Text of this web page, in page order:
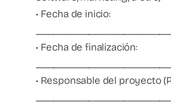
• Fecha de inicio:
• Fecha de finalización:
• Responsable del proyecto